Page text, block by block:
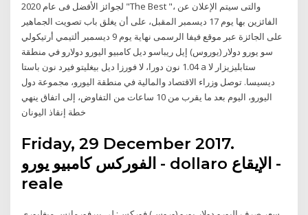
لجوائز الأفضل فى عام 2020 "The Best "، والتى سيتم الإعلان عن
الفائزين بها يوم 17 ديسمبر المقبل، على أن يغلق باب تصويت الجماهير
على الجائزة عبر موقع فيفا الرسمى نهاية يوم 9 ديسمبر ألتيمي أرتيكولي
سو يورو دولار (يوروس) إيل ريباسو ديل كامبيو اليورو دولارو في منطقة
1.04 نون دورا، لا فورزا ديل بيغليتو فيرد نون باستا a ستابليزيزار لا
ديسيسا. توصل وزراء الاقتصاد والمالية في منطقة اليورو، مجموعة دول
اليورو، اليوم بعد ما يقرب من 10 ساعات من التفاوض، إلى اتفاق ينهي
خطة إنقاذ اليونان
Friday, 29 December 2017.
الفوركس كامبيو يورو - dollaro الإيقاع -
reale